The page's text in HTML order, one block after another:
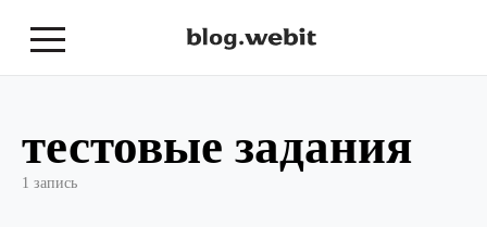
тестовые задания
1 запись